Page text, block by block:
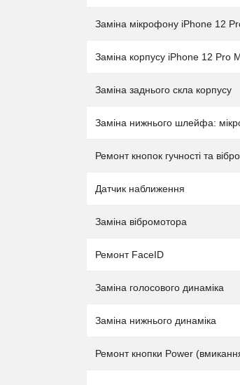
Заміна мікрофону iPhone 12
Заміна корпусу iPhone 12 Pro
Заміна заднього скла корпусу
Заміна нижнього шлейфа:
Ремонт кнопок гучності та вібро
Датчик наближення
Заміна вібромотора
Ремонт FaceID
Заміна голосового динаміка
Заміна нижнього динаміка
Ремонт кнопки Power